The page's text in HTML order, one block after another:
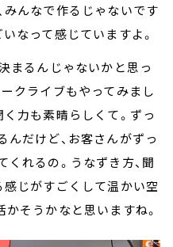
みんなで作るじゃないです
なって感じていますよ。
まるんじゃないかと思っ
クライブもやってみまし
力も素晴らしくて。ずっ
んだけど、お客さんがずっ
れるの。うなずき方、聞
感じがすごくして温かい空
そうかなと思いますね。